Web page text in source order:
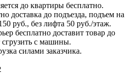
до квартиры бесплатно.
доставка до подъезда, подъем на
руб., без лифта 50 руб./этаж.
бесплатно доставит товар до
с машины.
силами заказчика.